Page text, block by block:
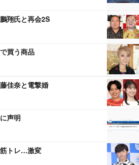
翔氏と再会2S
買う商品
佳奈と電撃婚
声明
トレ…激変